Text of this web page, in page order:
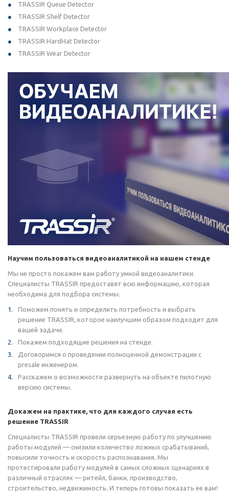
TRASSIR Queue Detector
TRASSIR Shelf Detector
TRASSIR Workplace Detector
TRASSIR HardHat Detector
TRASSIR Wear Detector
Научим пользоваться видеоаналитикой на нашем стенде
Мы не просто покажем вам работу умной видеоаналитики.
Специалисты TRASSIR предоставят всю информацию, которая
необходима для подбора системы.
Поможем понять и определить потребность и выбрать
решение TRASSIR, которое наилучшим образом подходит для
вашей задачи.
Покажем подходящие решения на стенде.
Договоримся о проведении полноценной демонстрации с
presale инженером.
Расскажем о возможности развернуть на объекте пилотную
версию системы.
Докажем на практике, что для каждого случая есть
решение TRASSIR
Специалисты TRASSIR провели серьезную работу по улучшению
работы модулей — снизили количество ложных срабатываний,
повысили точность и скорость распознавания. Мы
протестировали работу модулей в самых сложных сценариях в
различный отраслях — ритейл, банки, производство,
строительство, недвижимость. И теперь готовы показать ее вам!